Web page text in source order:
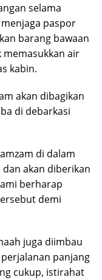
selama
paspor
barang bawaan
memasukkan air
kabin.
akan dibagikan
di debarkasi
di dalam
akan diberikan
berharap
demi
juga diimbau
panjang
cukup, istirahat